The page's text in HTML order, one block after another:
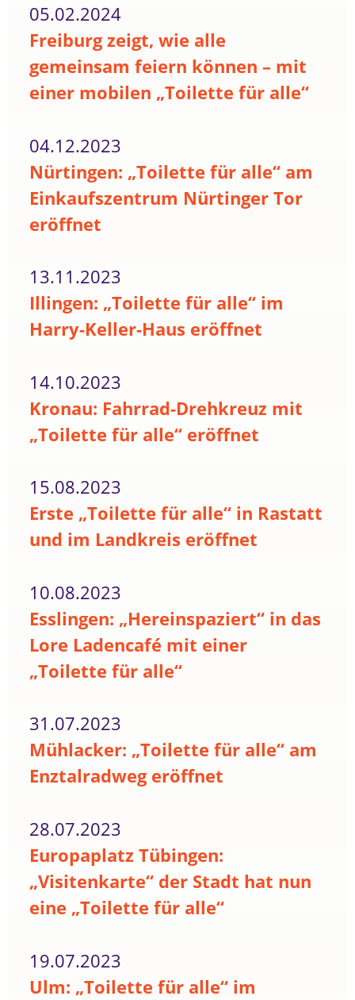
05.02.2024
Freiburg zeigt, wie alle
gemeinsam feiern können – mit
einer mobilen „Toilette für alle“
04.12.2023
Nürtingen: „Toilette für alle“ am
Einkaufszentrum Nürtinger Tor
eröffnet
13.11.2023
Illingen: „Toilette für alle“ im
Harry-Keller-Haus eröffnet
14.10.2023
Kronau: Fahrrad-Drehkreuz mit
„Toilette für alle“ eröffnet
15.08.2023
Erste „Toilette für alle“ in Rastatt
und im Landkreis eröffnet
10.08.2023
Esslingen: „Hereinspaziert“ in das
Lore Ladencafé mit einer
„Toilette für alle“
31.07.2023
Mühlacker: „Toilette für alle“ am
Enztalradweg eröffnet
28.07.2023
Europaplatz Tübingen:
„Visitenkarte“ der Stadt hat nun
eine „Toilette für alle“
19.07.2023
Ulm: „Toilette für alle“ im